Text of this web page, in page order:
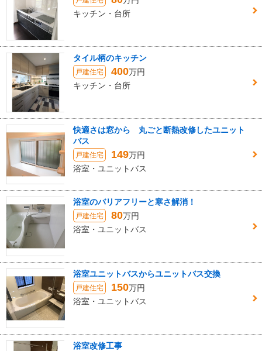
キッチン・台所
タイル柄のキッチン
戸建住宅 400万円
キッチン・台所
快適さは窓から 丸ごと断熱改修したユニット
バス
戸建住宅 149万円
浴室・ユニットバス
浴室のバリアフリーと寒さ解消！
戸建住宅 80万円
浴室・ユニットバス
浴室ユニットバスからユニットバス交換
戸建住宅 150万円
浴室・ユニットバス
浴室改修工事